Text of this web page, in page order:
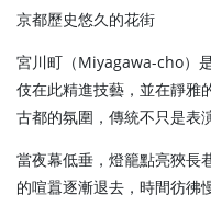
京都歷史悠久的花街
宮川町（Miyagawa-cho）
伎在此精進技藝，並在靜雅
古都的氛圍，傳統不只是表
當夜幕低垂，燈籠點亮狹長
的喧囂逐漸退去，時間彷彿